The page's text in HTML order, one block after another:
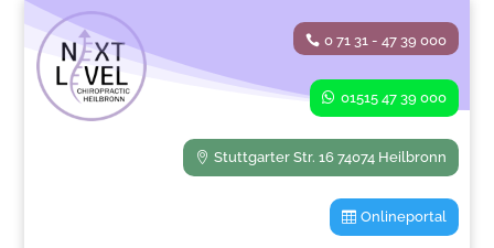
0 71 31 - 47 39 000
01515 47 39 000
Stuttgarter Str. 16 74074 Heilbronn
Onlineportal